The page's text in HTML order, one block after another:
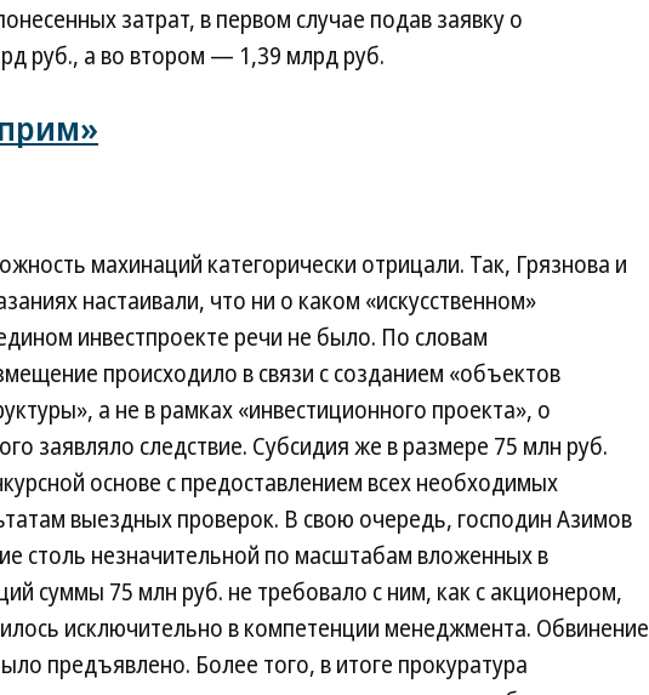
затрат, в первом случае подав заявку о
руб., а во втором — 1,39 млрд руб.
махинаций категорически отрицали. Так, Грязнова и
настаивали, что ни о каком «искусственном»
инвестпроекте речи не было. По словам
происходило в связи с созданием «объектов
а не в рамках «инвестиционного проекта», о
заявляло следствие. Субсидия же в размере 75 млн руб.
основе с предоставлением всех необходимых
выездных проверок. В свою очередь, господин Азимов
столь незначительной по масштабам вложенных в
суммы 75 млн руб. не требовало с ним, как с акционером,
исключительно в компетенции менеджмента. Обвинение
предъявлено. Более того, в итоге прокуратура